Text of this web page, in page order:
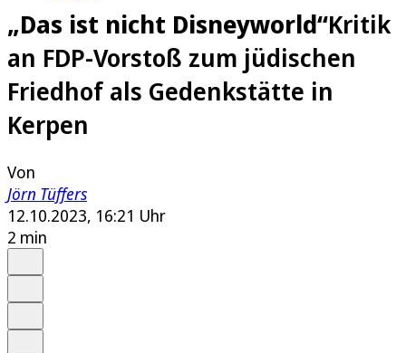
„Das ist nicht Disneyworld“Kritik
an FDP-Vorstoß zum jüdischen
Friedhof als Gedenkstätte in
Kerpen
Von
Jörn Tüffers
12.10.2023, 16:21 Uhr
2 min